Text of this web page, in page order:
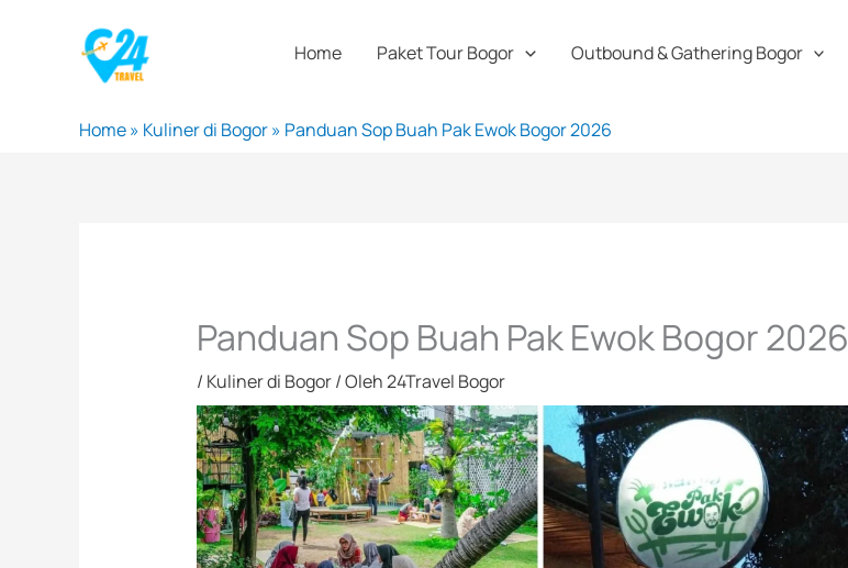
Home Paket Tour Bogor Outbound & Gathering Bogor
Home» Kuliner di Bogor» Panduan Sop Buah Pak Ewok Bogor 2026
Panduan Sop Buah Pak Ewok Bogor 2026
/ Kuliner di Bogor/ Oleh24Travel Bogor